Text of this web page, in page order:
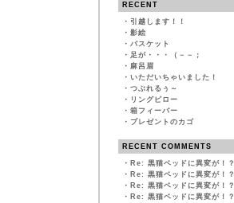
RECENT
・ 引越します！！
・ 影絵
・ バスケット
・ 足が・・・（－－；
・ 麻呂眉
・ いただいちゃいました！
・ つぶれるぅ～
・ リングピロー
・ 箱フィーバー
・ プレゼントのカゴ
RECENT COMMENTS
・ Re: 黒猫ベッドに異変が！？
・ Re: 黒猫ベッドに異変が！？
・ Re: 黒猫ベッドに異変が！？
・ Re: 黒猫ベッドに異変が！？